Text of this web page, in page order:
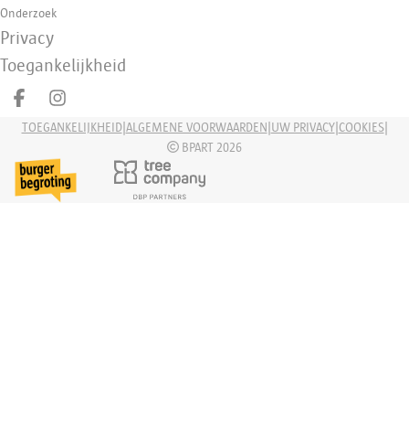
Onderzoek
Privacy
Toegankelijkheid
Deel op facebook
Deel op Instagram
TOEGANKELIJKHEID| ALGEMENE VOORWAARDEN UW PRIVACY| COOKIES|
BPART 2026